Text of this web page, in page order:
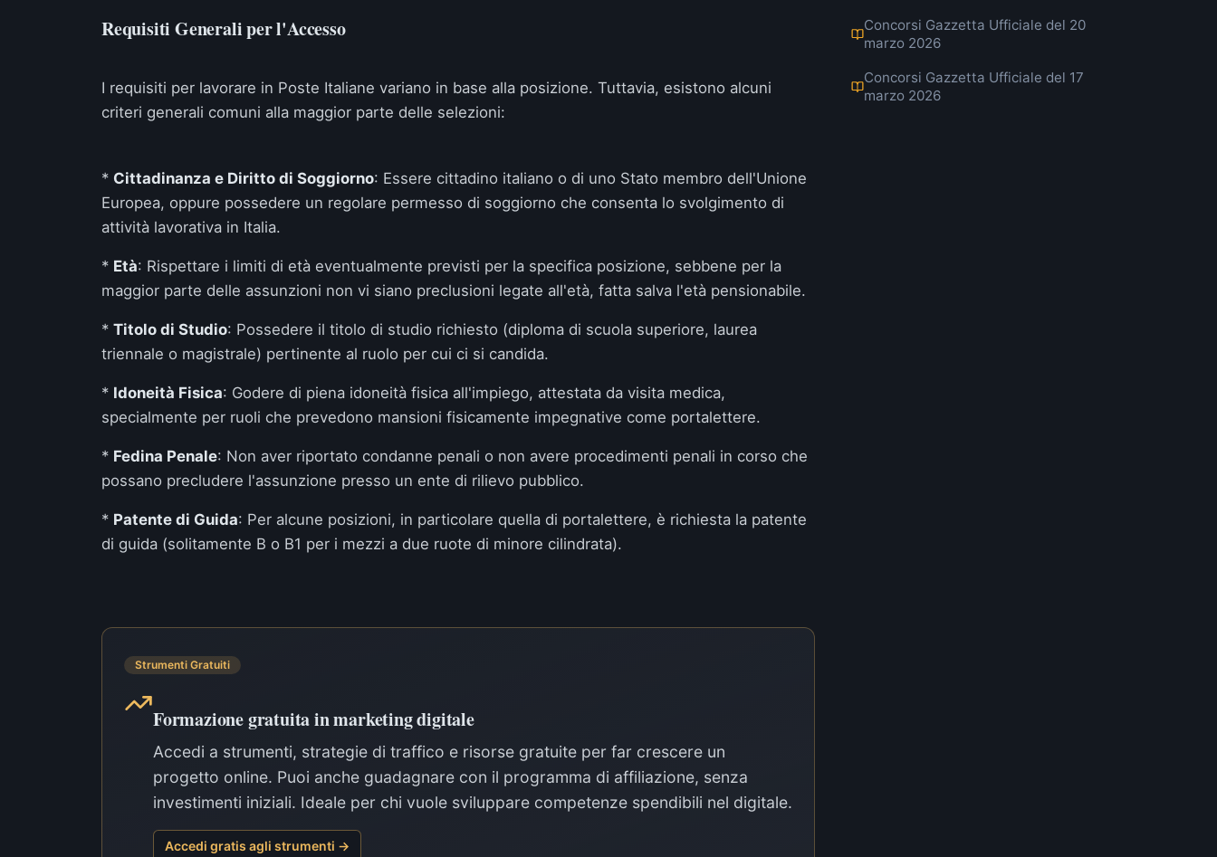
Requisiti Generali per l'Accesso
I requisiti per lavorare in Poste Italiane variano in base alla posizione. Tuttavia, esistono alcuni
criteri generali comuni alla maggior parte delle selezioni:
* Cittadinanza e Diritto di Soggiorno: Essere cittadino italiano o di uno Stato membro dell'Unione
Europea, oppure possedere un regolare permesso di soggiorno che consenta lo svolgimento di
attività lavorativa in Italia.
* Età: Rispettare i limiti di età eventualmente previsti per la specifica posizione, sebbene per la
maggior parte delle assunzioni non vi siano preclusioni legate all'età, fatta salva l'età pensionabile.
* Titolo di Studio: Possedere il titolo di studio richiesto (diploma di scuola superiore, laurea
triennale o magistrale) pertinente al ruolo per cui ci si candida.
* Idoneità Fisica: Godere di piena idoneità fisica all'impiego, attestata da visita medica,
specialmente per ruoli che prevedono mansioni fisicamente impegnative come portalettere.
* Fedina Penale: Non aver riportato condanne penali o non avere procedimenti penali in corso che
possano precludere l'assunzione presso un ente di rilievo pubblico.
* Patente di Guida: Per alcune posizioni, in particolare quella di portalettere, è richiesta la patente
di guida (solitamente B o B1 per i mezzi a due ruote di minore cilindrata).
Strumenti Gratuiti
Formazione gratuita in marketing digitale
Accedi a strumenti, strategie di traffico e risorse gratuite per far crescere un
progetto online. Puoi anche guadagnare con il programma di affiliazione, senza
investimenti iniziali. Ideale per chi vuole sviluppare competenze spendibili nel digitale.
Accedi gratis agli strumenti →
Concorsi Gazzetta Ufficiale del 20
marzo 2026
Concorsi Gazzetta Ufficiale del 17
marzo 2026